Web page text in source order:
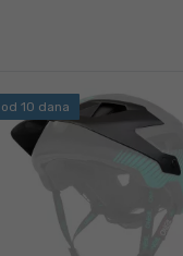
10 dana